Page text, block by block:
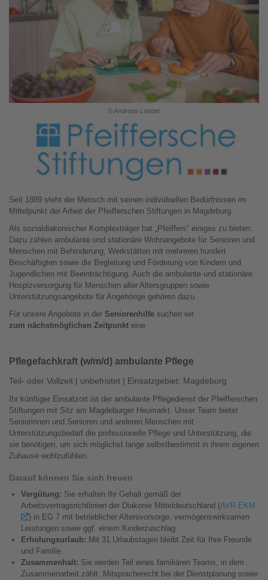
© Andreas Lander
Seit 1889 steht der Mensch mit seinen individuellen Bedürfnissen im
Mittelpunkt der Arbeit der Pfeifferschen Stiftungen in Magdeburg.
Als sozialdiakonischer Komplexträger hat „Pfeiffers“ einiges zu bieten:
Dazu zählen ambulante und stationäre Wohnangebote für Senioren und
Menschen mit Behinderung, Werkstätten mit mehreren hundert
Beschäftigten sowie die Begleitung und Förderung von Kindern und
Jugendlichen mit Beeinträchtigung. Auch die ambulante und stationäre
Hospizversorgung für Menschen aller Altersgruppen sowie
Unterstützungsangebote für Angehörige gehören dazu.
Für unsere Angebote in der Seniorenhilfe suchen wir
zum nächstmöglichen Zeitpunkt eine
Pflegefachkraft (w/m/d) ambulante Pflege
Teil- oder Vollzeit | unbefristet | Einsatzgebiet: Magdeburg
Ihr künftiger Einsatzort ist der ambulante Pflegedienst der Pfeifferschen
Stiftungen mit Sitz am Magdeburger Heumarkt. Unser Team bietet
Seniorinnen und Senioren und anderen Menschen mit
Unterstützungsbedarf die professionelle Pflege und Unterstützung, die
sie benötigen, um sich möglichst lange selbstbestimmt in ihrem eigenen
Zuhause wohlzufühlen.
Darauf können Sie sich freuen
Vergütung: Sie erhalten Ihr Gehalt gemäß der
Arbeitsvertragsrichtlinien der Diakonie Mitteldeutschland (AVR EKM
) in EG 7 mit betrieblicher Altersvorsorge, vermögenswirksamen
Leistungen sowie ggf. einem Kinderzuschlag.
Erholungsurlaub: Mit 31 Urlaubstagen bleibt Zeit für Ihre Freunde
und Familie.
Zusammenhalt: Sie werden Teil eines familiären Teams, in dem
Zusammenarbeit zählt. Mitspracherecht bei der Dienstplanung sowie